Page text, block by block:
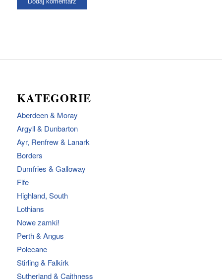
KATEGORIE
Aberdeen & Moray
Argyll & Dunbarton
Ayr, Renfrew & Lanark
Borders
Dumfries & Galloway
Fife
Highland, South
Lothians
Nowe zamki!
Perth & Angus
Polecane
Stirling & Falkirk
Sutherland & Caithness